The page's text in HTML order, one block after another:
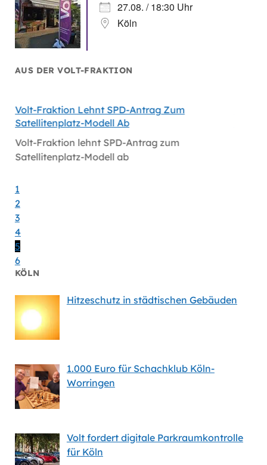
27.08. / 18:30 Uhr
Köln
AUS DER VOLT-FRAKTION
Volt-Fraktion Lehnt SPD-Antrag Zum
Satellitenplatz-Modell Ab
Volt-Fraktion lehnt SPD-Antrag zum
Satellitenplatz-Modell ab
1
2
3
4
5
6
KÖLN
Hitzeschutz in städtischen Gebäuden
1.000 Euro für Schachklub Köln-
Worringen
Volt fordert digitale Parkraumkontrolle
für Köln